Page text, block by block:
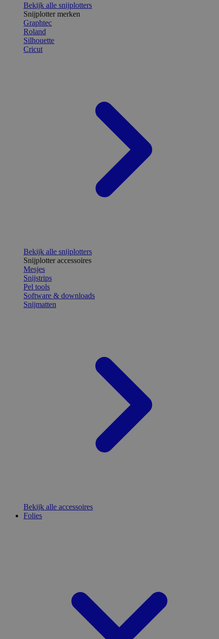
Bekijk alle snijplotters
Snijplotter merken
Graphtec
Roland
Silhouette
Cricut
Bekijk alle snijplotters
Snijplotter accessoires
Mesjes
Snijstrips
Pel tools
Software & downloads
Snijmatten
Bekijk alle accessoires
Folies